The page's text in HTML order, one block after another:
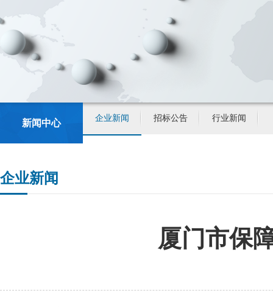
新闻中心 企业新闻 招标公告 行业新闻
企业新闻
厦门市保